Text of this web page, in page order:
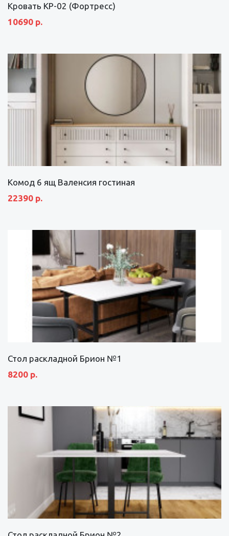
Кровать КР-02 (Фортресс)
10690 р.
Комод 6 ящ Валенсия гостиная
22390 р.
Стол раскладной Брион №1
8200 р.